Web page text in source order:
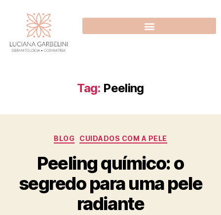
Tag: Peeling
BLOG CUIDADOS COM A PELE
Peeling químico: o
segredo para uma pele
radiante